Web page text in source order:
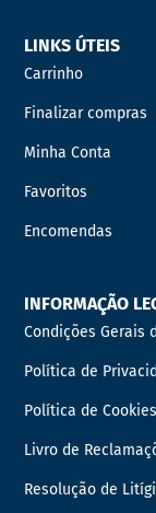
LINKS ÚTEIS
Carrinho
Finalizar compras
Minha Conta
Favoritos
Encomendas
INFORMAÇÃO
Condições Gerais
Política de
Política de Cookies
Livro de
Resolução de